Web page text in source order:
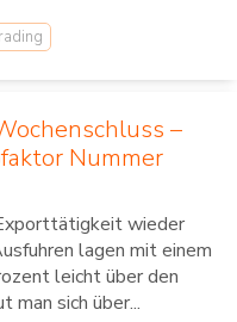
–
Nummer
wieder
lagen mit einem
leicht über den
man sich über...